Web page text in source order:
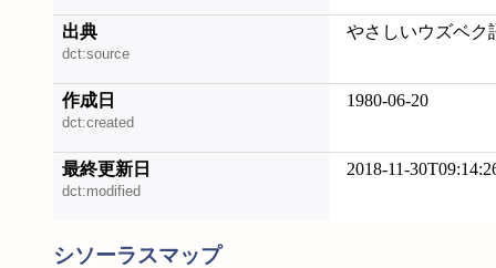
出典
dct:source
やさしいウズベク
作成日
dct:created
1980-06-20
最終更新日
dct:modified
2018-11-
シソーラスマップ